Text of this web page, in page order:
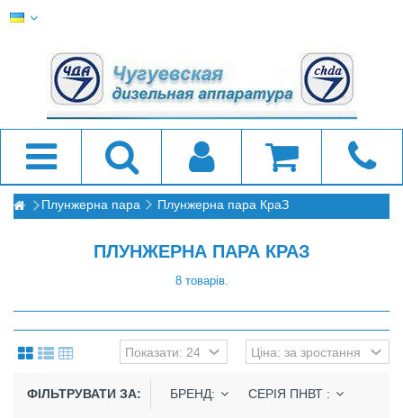
Плунжерна пара Плунжерна пара КраЗ
ПЛУНЖЕРНА ПАРА КРАЗ
8 товарів.
ФІЛЬТРУВАТИ ЗА: БРЕНД: СЕРІЯ ПНВТ :